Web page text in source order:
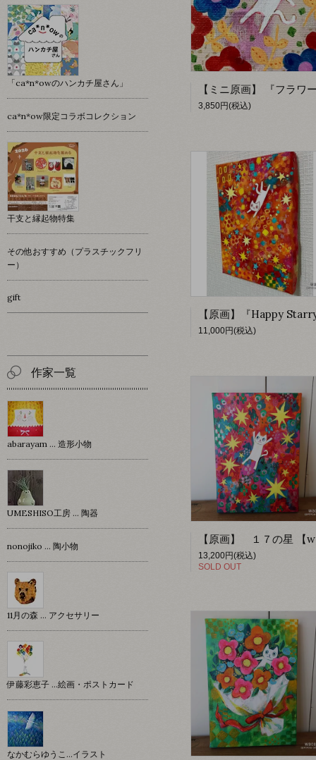
3,850円(税込)
11,000円(税込)
13,200円(税込)
SOLD OUT
「ca*n*owのハンカチ屋さん」
ca*n*ow限定コラボコレクション
干支と縁起物特集
その他おすすめ（プラスチックフリ
ー）
gift
作家一覧
abarayam … 造形小物
UMESHISO工房 … 陶器
nonojiko ... 陶小物
11月の森 … アクセサリー
伊藤彩恵子 …絵画・ポストカード
なかむらゆうこ…イラスト